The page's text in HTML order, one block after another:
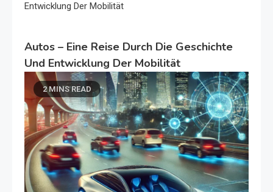
Entwicklung Der Mobilität
Autos – Eine Reise Durch Die Geschichte
Und Entwicklung Der Mobilität
2 MINS READ